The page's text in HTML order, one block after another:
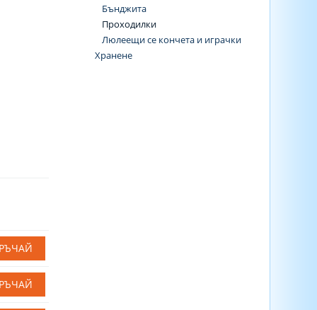
Бънджита
Проходилки
Люлеещи се кончета и играчки
Хранене